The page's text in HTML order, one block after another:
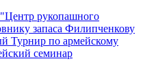
Центр рукопашного
запаса Филипченкову
Турнир по армейскому
семинар